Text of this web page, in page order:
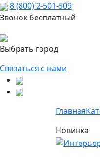
8 (800) 2-501-509
Звонок бесплатный
Выбрать город
Связаться с нами
Главная
Новинка